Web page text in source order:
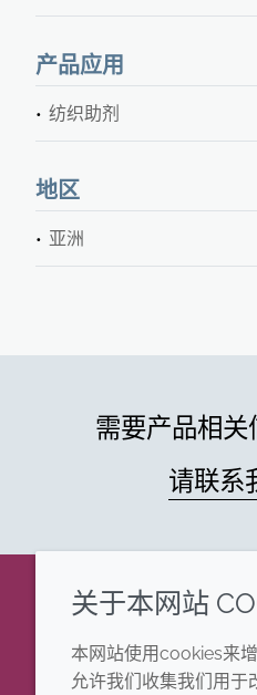
产品应用
纺织助剂
地区
亚洲
需要产品相关
请联系
企业
年度报告
关于本网站
本网站使用cookies来
允许我们收集我们用于